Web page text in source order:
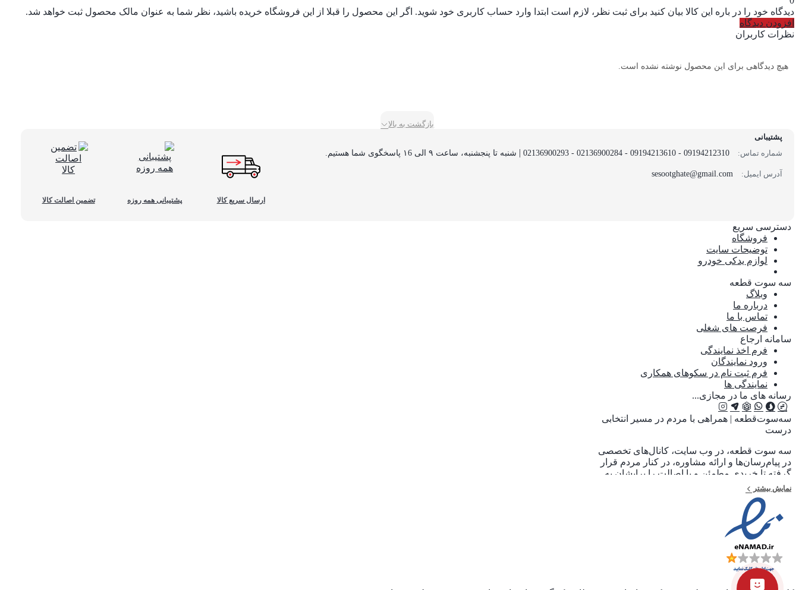
دیدگاه خود را در باره این کالا بیان کنید برای ثبت نظر، لازم است ابتدا وارد حساب کاربری خود شوید. اگر این محصول را قبلا از این فروشگاه خریده باشید، نظر شما به عنوان مالک محصول ثبت خواهد شد.
افزودن دیدگاه
نظرات کاربران
هیچ دیدگاهی برای این محصول نوشته نشده است.
بازگشت به بالا
پشتیبانی
شماره تماس:
09194212310 - 09194213610 - 02136900284 - 02136900293
| شنبه تا پنجشنبه، ساعت ۹ الی ۱6 پاسخگوی شما هستیم.
آدرس ایمیل: sesootghate@gmail.com
ارسال سریع کالا پشتیبانی همه روزه تضمین اصالت کالا
دسترسی سریع
فروشگاه
توضیحات سایت
لوازم یدکی خودرو
سه سوت قطعه
وبلاگ
درباره ما
تماس با ما
فرصت های شغلی
سامانه ارجاع
فرم اخذ نمایندگی
ورود نمایندگان
فرم ثبت نام در سکوهای همکاری
نمایندگی ها
رسانه های ما در مجازی...
سه‌سوت‌قطعه | همراهی با مردم در مسیر انتخابی
درست
سه سوت قطعه، در وب سایت، کانال‌های تخصصی
در پیام‌رسان‌ها و ارائه مشاوره، در کنار مردم قرار
گرفته تا خریدی مطمئن و با اصالت را برایشان به
ارمغان بیاورد. اهداف ما به اختصار به شرح زیر
است 1:یکپارچه سازی قیمت ها و اطلاع هم میهنان
از توزیع قطعات بی کیفیت و تقلبی و غیر استاندارد
3:جلوگیری از واسطه گری و افزایش بی رویه
داخلی و حفظ ارزش افزوده قطعات مشابه در
داخل کشور ما در سه سوت قطعه ،تجربه گران
بهای خویش را در اختیار عموم مردم قرار خواهیم
داد و با ایجاد نمایندگی های معتبر و در سراسر
نمایش بیشتر